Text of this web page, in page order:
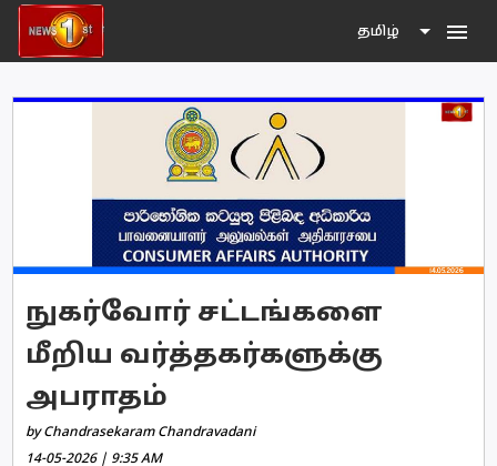
தமிழ் menu
நுகர்வோர் சட்டங்களை
மீறிய வர்த்தகர்களுக்கு
அபராதம்
by Chandrasekaram Chandravadani
14-05-2026 | 9:35 AM